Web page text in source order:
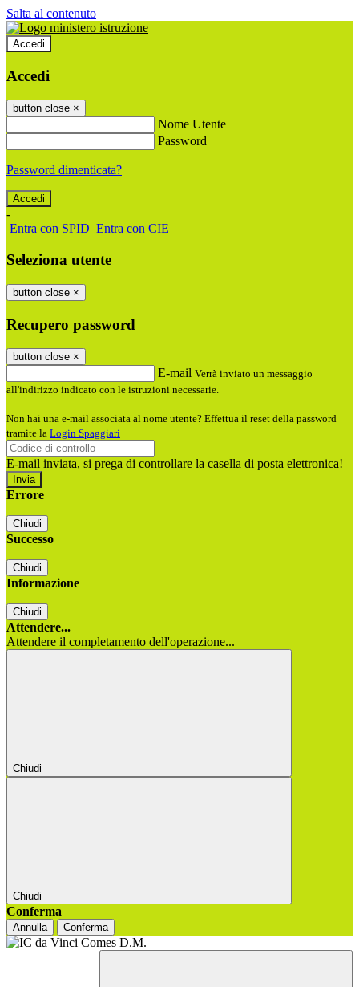
Salta al contenuto
Accedi
Accedi
button close ×
Nome Utente
Password
Password dimenticata?
-
Entra con SPID Entra con CIE
Seleziona utente
button close ×
Recupero password
button close ×
E-mail Verrà inviato un messaggio
all'indirizzo indicato con le istruzioni necessarie.
Non hai una e-mail associata al nome utente? Effettua il reset della password
tramite la Login Spaggiari
E-mail inviata, si prega di controllare la casella di posta elettronica!
Errore
Chiudi
Successo
Chiudi
Informazione
Chiudi
Attendere...
Attendere il completamento dell'operazione...
Chiudi
Chiudi
Conferma
Annulla Conferma